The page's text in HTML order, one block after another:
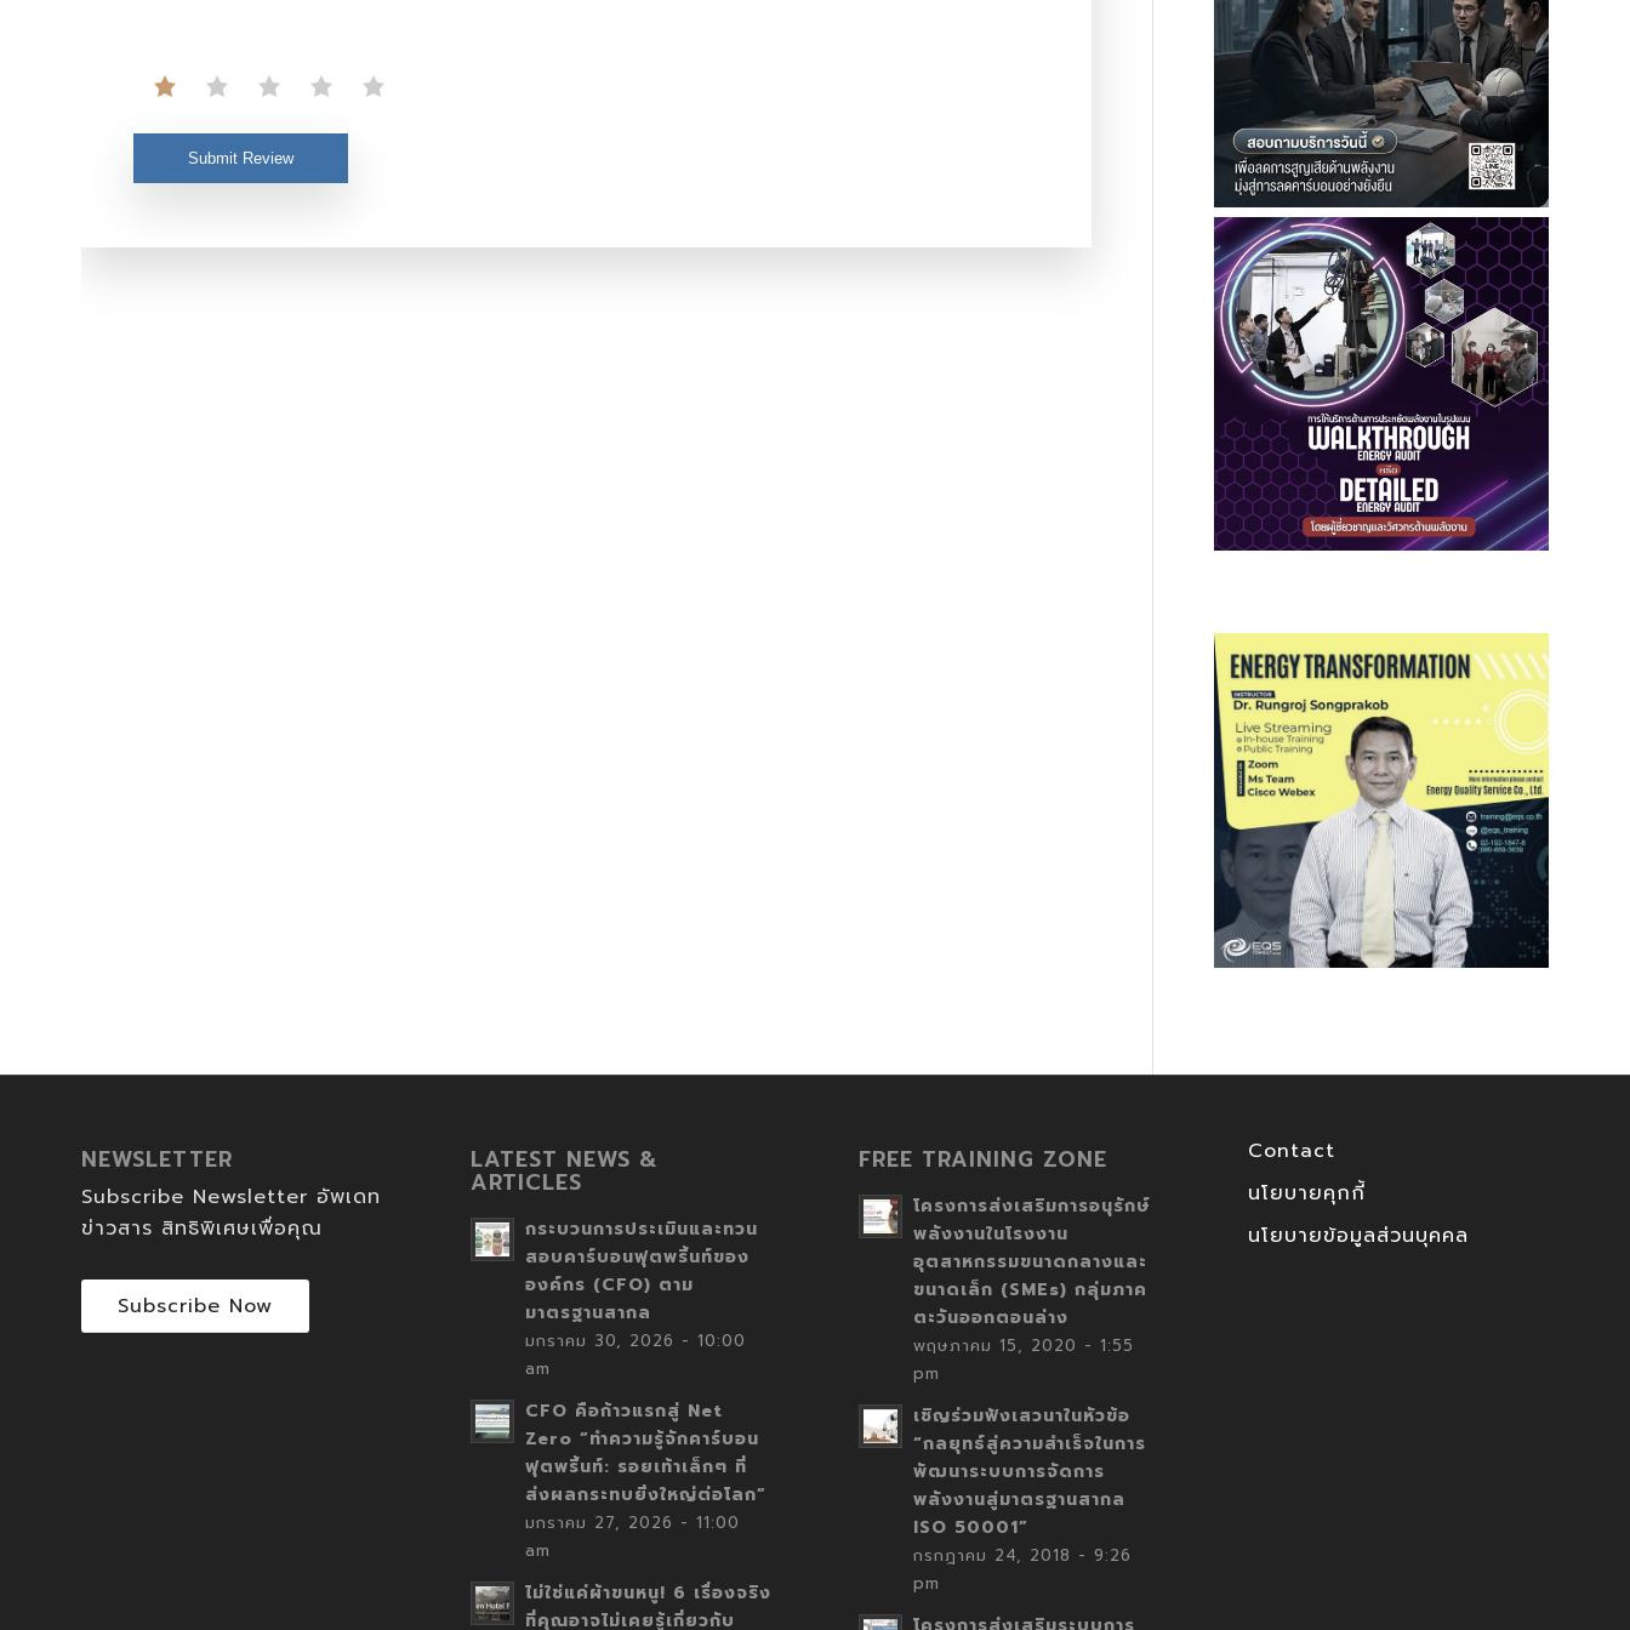
Submit Review
NEWSLETTER
Subscribe Newsletter อัพเดท
ข่าวสาร สิทธิพิเศษเพื่อคุณ
Subscribe Now
LATEST NEWS &
ARTICLES
กระบวนการประเมินและทวน
สอบคาร์บอนฟุตพริ้นท์ของ
องค์กร (CFO) ตาม
มาตรฐานสากล
มกราคม 30, 2026 - 10:00
am
CFO คือก้าวแรกสู่ Net
Zero “ทำความรู้จักคาร์บอน
ฟุตพริ้นท์: รอยเท้าเล็กๆ ที่
ส่งผลกระทบยิ่งใหญ่ต่อโลก”
มกราคม 27, 2026 - 11:00
am
ไม่ใช่แค่ผ้าขนหนู! 6 เรื่องจริง
ที่คุณอาจไม่เคยรู้เกี่ยวกับ
FREE TRAINING ZONE
โครงการส่งเสริมการอนุรักษ์
พลังงานในโรงงาน
อุตสาหกรรมขนาดกลางและ
ขนาดเล็ก (SMEs) กลุ่มภาค
ตะวันออกตอนล่าง
พฤษภาคม 15, 2020 - 1:55
pm
เชิญร่วมฟังเสวนาในหัวข้อ
“กลยุทธ์สู่ความสำเร็จในการ
พัฒนาระบบการจัดการ
พลังงานสู่มาตรฐานสากล
ISO 50001”
กรกฎาคม 24, 2018 - 9:26
pm
Contact
นโยบายคุกกี้
นโยบายข้อมูลส่วนบุคคล